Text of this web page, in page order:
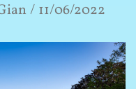
11/06/2022